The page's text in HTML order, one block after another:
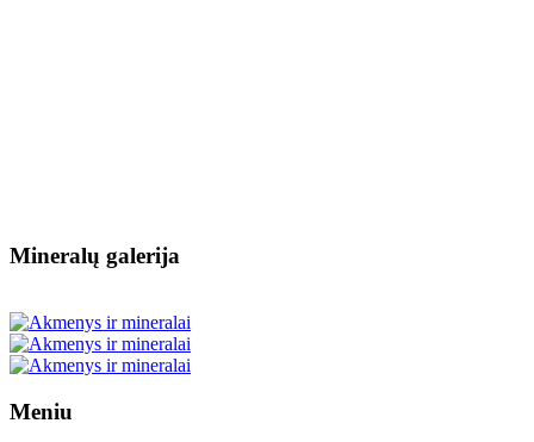
Mineralų galerija
Meniu